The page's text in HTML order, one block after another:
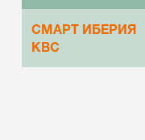
СМАРТ ИБЕРИЯ
KBC